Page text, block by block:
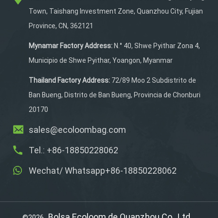
portabotellas de bicicleta
de montaña y carretera
900D duradera. Con una
capacidad de 1,5 L en el
es perfecta para guardar
lo esencial. El bolsillo
botella de agua
Town, Taishang Investment Zone, Quanzhou City, Fujian
Province, CN, 362121
Mynamar Factory Address:N.° 40, Shwe Pyithar Zona 4,
Municipio de Shwe Pyithar, Yoangon, Myanmar
Thailand Factory Address:72/89 Moo 2 Subdistrito de
Ban Bueng, Distrito de Ban Bueng, Provincia de Chonburi
20170
sales@ecoloombag.com
Tel.: +86-18850228062
Wechat/ Whatsapp+86-18850228062